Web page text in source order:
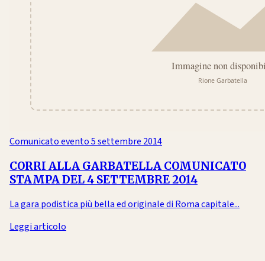
Comunicato evento5 settembre 2014
CORRI ALLA GARBATELLA COMUNICATO
STAMPA DEL 4 SETTEMBRE 2014
La gara podistica più bella ed originale di Roma capitale...
Leggi articolo